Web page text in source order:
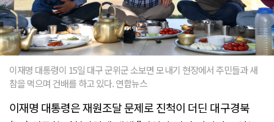
이재명 대통령이 15일 대구 군위군 소보면 모내기 현장에서 주민들과 새
참을 먹으며 건배를 하고 있다. 연합뉴스
이재명 대통령은 재원조달 문제로 진척이 더딘 대구경북